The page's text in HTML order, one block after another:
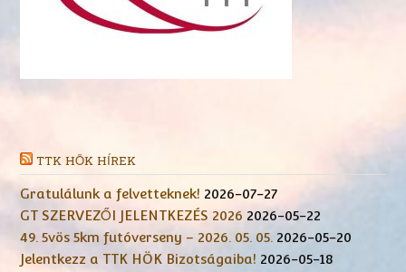
TTK HÖK HÍREK
Gratulálunk a felvetteknek! 2026-07-27
GT SZERVEZŐI JELENTKEZÉS 2026 2026-05-22
49. 5vös 5km futóverseny – 2026. 05. 05. 2026-05-20
Jelentkezz a TTK HÖK Bizotságaiba! 2026-05-18